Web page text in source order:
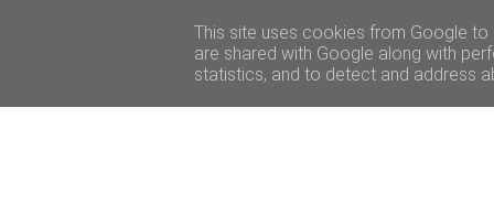
This site uses cookies from Google
are shared with Google along with
statistics, and to detect and address